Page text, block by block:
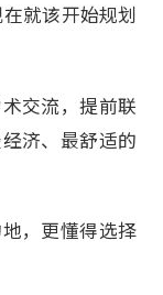
就该开始规划
交流，提前联
济、最舒适的
，更懂得选择